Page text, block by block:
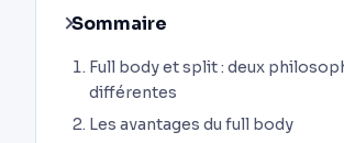
Sommaire
Full body et split : deux
différentes
Les avantages du full body